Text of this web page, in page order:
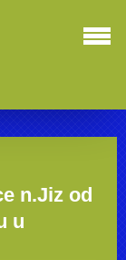
n.Jiz od
u